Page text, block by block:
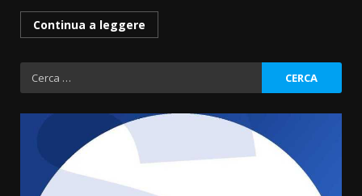
Continua a leggere
Ricerca
per: